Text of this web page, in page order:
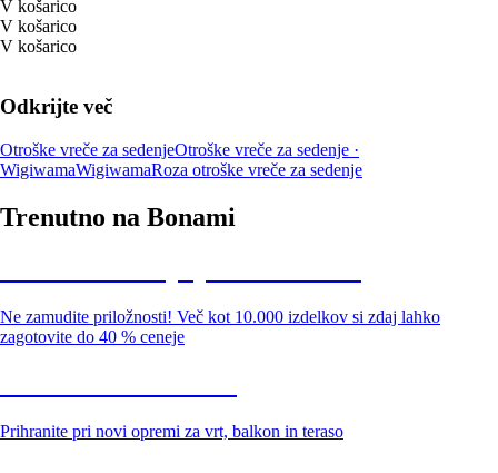
V košarico
V košarico
V košarico
Odkrijte več
Otroške vreče za sedenjeOtroške vreče za sedenje ·
WigiwamaWigiwamaRoza otroške vreče za sedenje
Trenutno na Bonami
Ne zamudite priložnosti! Več kot 10.000 izdelkov si zdaj lahko
zagotovite do 40 % ceneje
Prihranite pri novi opremi za vrt, balkon in teraso